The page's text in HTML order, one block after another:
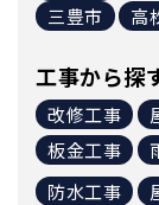
三豊市
高
工事から探
改修工事
板金工事
防水工事